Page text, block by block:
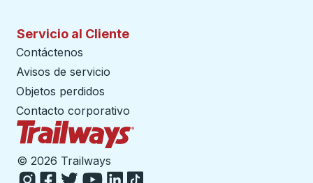
Servicio al Cliente
Contáctenos
Avisos de servicio
Objetos perdidos
Contacto corporativo
© 2026 Trailways